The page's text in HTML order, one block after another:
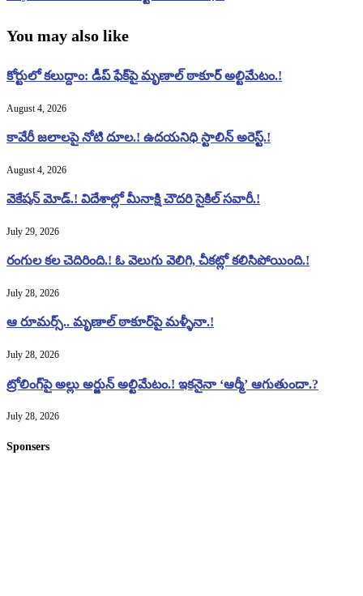
You may also like
కోర్టులో కలుద్దాం: డీప్ ఫేక్‌పై మృణాల్ ఠాకూర్ అల్టిమేటం.!
August 4, 2026
కావేరీ జలాలపై నోటి దూల.! ఉదయనిధి స్టాలిన్ అరెస్ట్.!
August 4, 2026
వెకేషన్ మోడ్.! విదేశాల్లో మీనాక్షి చౌదరి సైకిల్ సవారీ.!
July 29, 2026
రంగుల కల చెదిరింది.! ఓ వెలుగు వెలిగి, చీకట్లో కలిసిపోయింది.!
July 28, 2026
ఆ రూమర్స్.. మృణాల్ ఠాకూర్‌పై మళ్ళీనా.!
July 28, 2026
ట్రోలింగ్‌పై అల్లు అర్జున్ అల్టిమేటం.! ఇకనైనా ‘ఆర్మీ’ ఆగుతుందా.?
July 28, 2026
Sponsers